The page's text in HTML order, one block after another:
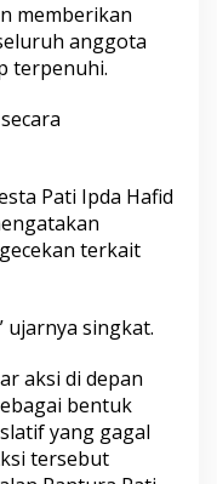
memberikan
anggota
terpenuhi.
Pati Ipda Hafid
terkait
ujarnya singkat.
aksi di depan
bentuk
yang gagal
tersebut